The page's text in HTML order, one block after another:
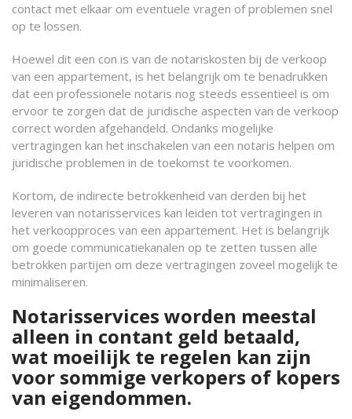
contact met elkaar om eventuele vragen of problemen snel
op te lossen.
Hoewel dit een con is van de notariskosten bij de verkoop
van een appartement, is het belangrijk om te benadrukken
dat een professionele notaris nog steeds essentieel is om
ervoor te zorgen dat de juridische aspecten van de verkoop
correct worden afgehandeld. Ondanks mogelijke
vertragingen kan het inschakelen van een notaris helpen om
juridische problemen in de toekomst te voorkomen.
Kortom, de indirecte betrokkenheid van derden bij het
leveren van notarisservices kan leiden tot vertragingen in
het verkoopproces van een appartement. Het is belangrijk
om goede communicatiekanalen op te zetten tussen alle
betrokken partijen om deze vertragingen zoveel mogelijk te
minimaliseren.
Notarisservices worden meestal
alleen in contant geld betaald,
wat moeilijk te regelen kan zijn
voor sommige verkopers of kopers
van eigendommen.